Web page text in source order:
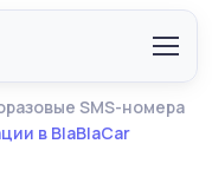
SMS-номера
в BlaBlaCar